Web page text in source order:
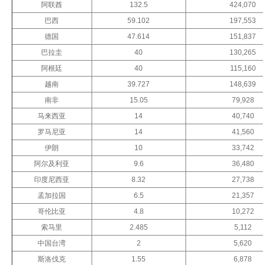
阿联酋
132.5
424,070
巴西
59.102
197,553
德国
47.614
151,837
巴拉圭
40
130,265
阿根廷
40
115,160
越南
39.727
148,639
南非
15.05
79,928
马来西亚
14
40,740
罗马尼亚
14
41,560
伊朗
10
33,742
阿尔及利亚
9.6
36,480
印度尼西亚
8.32
27,738
孟加拉国
6.5
21,357
哥伦比亚
4.8
10,272
索马里
2.485
5,112
中国台湾
2
5,620
斯洛伐克
1.55
6,878